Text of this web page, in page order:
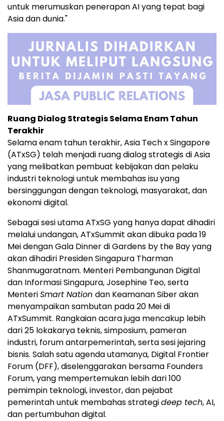
untuk merumuskan penerapan AI yang tepat bagi
Asia dan dunia."
Ruang Dialog Strategis Selama Enam Tahun
Terakhir
Selama enam tahun terakhir, Asia Tech x Singapore
(ATxSG) telah menjadi ruang dialog strategis di Asia
yang melibatkan pembuat kebijakan dan pelaku
industri teknologi untuk membahas isu yang
bersinggungan dengan teknologi, masyarakat, dan
ekonomi digital.
Sebagai sesi utama ATxSG yang hanya dapat dihadiri
melalui undangan, ATxSummit akan dibuka pada 19
Mei dengan Gala Dinner di Gardens by the Bay yang
akan dihadiri Presiden Singapura Tharman
Shanmugaratnam. Menteri Pembangunan Digital
dan Informasi Singapura, Josephine Teo, serta
MenteriSmart Nation dan Keamanan Siber akan
menyampaikan sambutan pada 20 Mei di
ATxSummit. Rangkaian acara juga mencakup lebih
dari 25 lokakarya teknis, simposium, pameran
industri, forum antarpemerintah, serta sesi jejaring
bisnis. Salah satu agenda utamanya, Digital Frontier
Forum (DFF), diselenggarakan bersama Founders
Forum, yang mempertemukan lebih dari 100
pemimpin teknologi, investor, dan pejabat
pemerintah untuk membahas strategideep tech, AI,
dan pertumbuhan digital.